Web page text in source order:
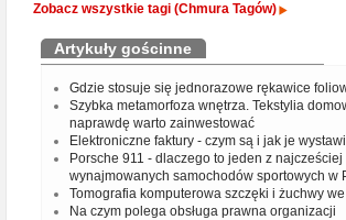
Zobacz wszystkie tagi (Chmura Tagów)
Artykuły gościnne
Gdzie stosuje się jednorazowe rękawice
Szybka metamorfoza wnętrza. Tekstylia
naprawdę warto zainwestować
Elektroniczne faktury - czym są i jak je
Porsche 911 - dlaczego to jeden z najcześciej
wynajmowanych samochodów sportowych w
Tomografia komputerowa szczęki i żuchwy we
Na czym polega obsługa prawna organizacji